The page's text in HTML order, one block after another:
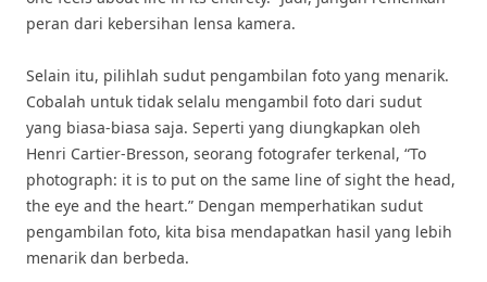
peran dari kebersihan lensa kamera.
Selain itu, pilihlah sudut pengambilan foto yang menarik.
Cobalah untuk tidak selalu mengambil foto dari sudut
yang biasa-biasa saja. Seperti yang diungkapkan oleh
Henri Cartier-Bresson, seorang fotografer terkenal, “To
photograph: it is to put on the same line of sight the head,
the eye and the heart.” Dengan memperhatikan sudut
pengambilan foto, kita bisa mendapatkan hasil yang lebih
menarik dan berbeda.